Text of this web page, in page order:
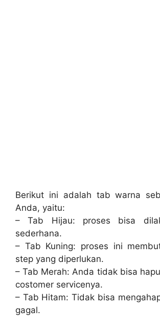
Berikut ini adalah tab warna
Anda, yaitu:
– Tab Hijau: proses bisa
sederhana.
– Tab Kuning: proses ini
step yang diperlukan.
– Tab Merah: Anda tidak bisa
costomer servicenya.
– Tab Hitam: Tidak bisa
gagal.